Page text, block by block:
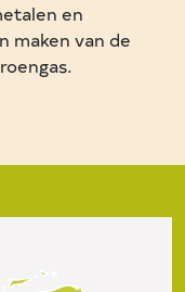
en
maken van de